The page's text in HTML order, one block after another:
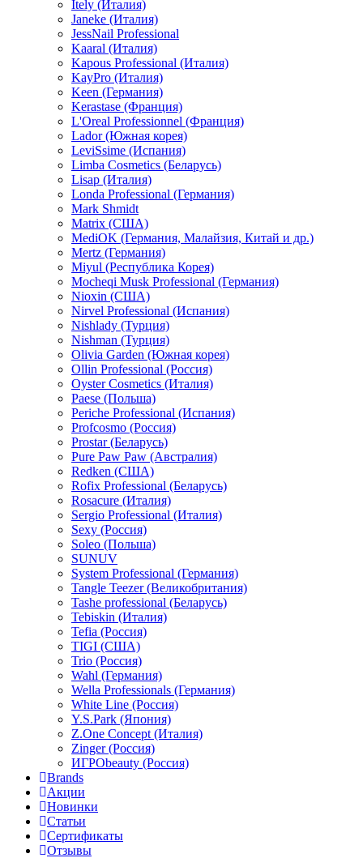
Itely (Италия)
Janeke (Италия)
JessNail Professional
Kaaral (Италия)
Kapous Professional (Италия)
KayPro (Италия)
Keen (Германия)
Kerastase (Франция)
L'Oreal Professionnel (Франция)
Lador (Южная корея)
LeviSsime (Испания)
Limba Cosmetics (Беларусь)
Lisap (Италия)
Londa Professional (Германия)
Mark Shmidt
Matrix (США)
MediOK (Германия, Малайзия, Китай и др.)
Mertz (Германия)
Miyul (Республика Корея)
Mocheqi Musk Professional (Германия)
Nioxin (США)
Nirvel Professional (Испания)
Nishlady (Турция)
Nishman (Турция)
Olivia Garden (Южная корея)
Ollin Professional (Россия)
Oyster Cosmetics (Италия)
Paese (Польша)
Periche Professional (Испания)
Profcosmo (Россия)
Prostar (Беларусь)
Pure Paw Paw (Австралия)
Redken (США)
Rofix Professional (Беларусь)
Rosacure (Италия)
Sergio Professional (Италия)
Sexy (Россия)
Soleo (Польша)
SUNUV
System Professional (Германия)
Tangle Teezer (Великобритания)
Tashe professional (Беларусь)
Tebiskin (Италия)
Tefia (Россия)
TIGI (США)
Trio (Россия)
Wahl (Германия)
Wella Professionals (Германия)
White Line (Россия)
Y.S.Park (Япония)
Z.One Concept (Италия)
Zinger (Россия)
ИГРОbeauty (Россия)
Brands
Акции
Новинки
Статьи
Сертификаты
Отзывы